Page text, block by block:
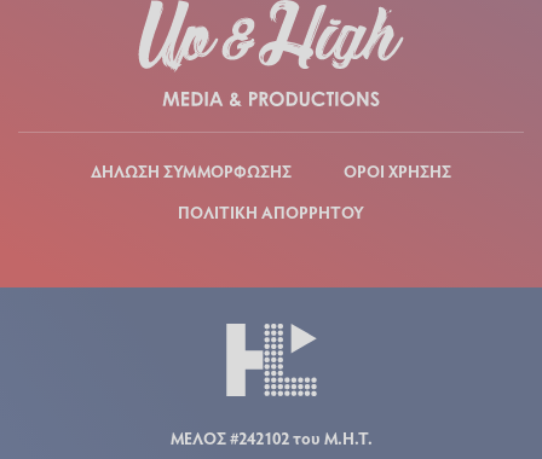
ΔΗΛΩΣΗ ΣΥΜΜΟΡΦΩΣΗΣ
ΟΡΟΙ ΧΡΗΣΗΣ
ΠΟΛΙΤΙΚΗ ΑΠΟΡΡΗΤΟΥ
ΜΕΛΟΣ #242102 του Μ.Η.Τ.